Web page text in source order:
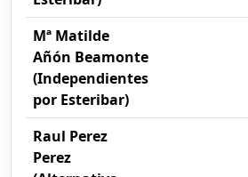
Mª Matilde
Añón Beamonte
(Independientes
por Esteribar)
Raul Perez
Perez